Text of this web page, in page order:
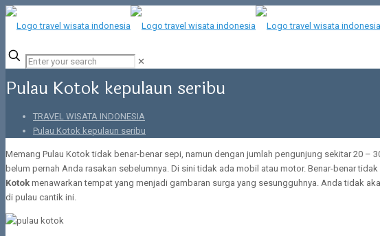
✕
Pulau Kotok kepulaun seribu
TRAVEL WISATA INDONESIA
Pulau Kotok kepulaun seribu
Memang Pulau Kotok tidak benar-benar sepi, namun dengan jumlah pengunjung sekitar 20 –
belum pernah Anda rasakan sebelumnya. Di sini tidak ada mobil atau motor. Benar-benar
Kotok menawarkan tempat yang menjadi gambaran surga yang sesungguhnya. Anda tidak
di pulau cantik ini.